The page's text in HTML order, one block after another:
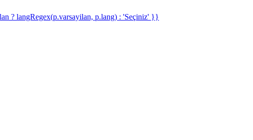
? langRegex(p.varsayilan, p.lang) : 'Seçiniz' }}